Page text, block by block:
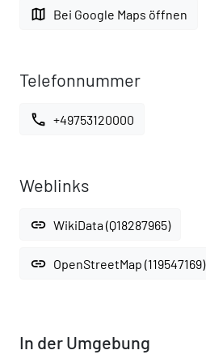
map Bei Google Maps öffnen
Telefonnummer
call +49753120000
Weblinks
link WikiData (Q18287965)
link OpenStreetMap (119547169)
In der Umgebung